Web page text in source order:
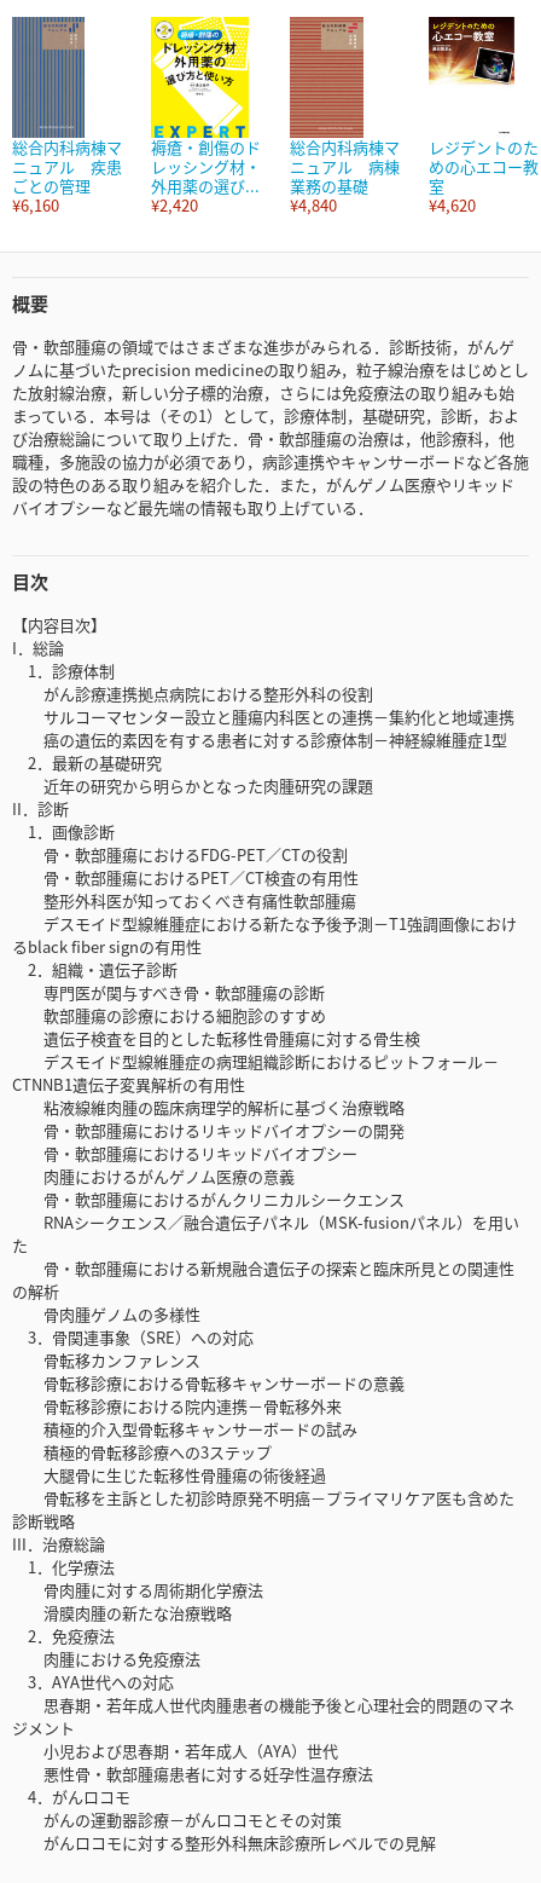
総合内科病棟マ
ニュアル 疾患
ごとの管理
¥6,160
褥瘡・創傷のド
レッシング材・
外用薬の選び...
¥2,420
総合内科病棟マ
ニュアル 病棟
業務の基礎
¥4,840
レジデントのた
めの心エコー教
室
¥4,620
概要
骨・軟部腫瘍の領域ではさまざまな進歩がみられる．診断技術，がんゲ
ノムに基づいたprecision medicineの取り組み，粒子線治療をはじめとし
た放射線治療，新しい分子標的治療，さらには免疫療法の取り組みも始
まっている．本号は（その1）として，診療体制，基礎研究，診断，およ
び治療総論について取り上げた．骨・軟部腫瘍の治療は，他診療科，他
職種，多施設の協力が必須であり，病診連携やキャンサーボードなど各施
設の特色のある取り組みを紹介した．また，がんゲノム医療やリキッド
バイオプシーなど最先端の情報も取り上げている．
目次
【内容目次】
I．総論
1．診療体制
がん診療連携拠点病院における整形外科の役割
サルコーマセンター設立と腫瘍内科医との連携－集約化と地域連携
癌の遺伝的素因を有する患者に対する診療体制－神経線維腫症1型
2．最新の基礎研究
近年の研究から明らかとなった肉腫研究の課題
II．診断
1．画像診断
骨・軟部腫瘍におけるFDG-PET／CTの役割
骨・軟部腫瘍におけるPET／CT検査の有用性
整形外科医が知っておくべき有痛性軟部腫瘍
デスモイド型線維腫症における新たな予後予測－T1強調画像におけ
るblack fiber signの有用性
2．組織・遺伝子診断
専門医が関与すべき骨・軟部腫瘍の診断
軟部腫瘍の診療における細胞診のすすめ
遺伝子検査を目的とした転移性骨腫瘍に対する骨生検
デスモイド型線維腫症の病理組織診断におけるピットフォール－
CTNNB1遺伝子変異解析の有用性
粘液線維肉腫の臨床病理学的解析に基づく治療戦略
骨・軟部腫瘍におけるリキッドバイオプシーの開発
骨・軟部腫瘍におけるリキッドバイオプシー
肉腫におけるがんゲノム医療の意義
骨・軟部腫瘍におけるがんクリニカルシークエンス
RNAシークエンス／融合遺伝子パネル（MSK-fusionパネル）を用い
た
骨・軟部腫瘍における新規融合遺伝子の探索と臨床所見との関連性
の解析
骨肉腫ゲノムの多様性
3．骨関連事象（SRE）への対応
骨転移カンファレンス
骨転移診療における骨転移キャンサーボードの意義
骨転移診療における院内連携－骨転移外来
積極的介入型骨転移キャンサーボードの試み
積極的骨転移診療への3ステップ
大腿骨に生じた転移性骨腫瘍の術後経過
骨転移を主訴とした初診時原発不明癌－プライマリケア医も含めた
診断戦略
III．治療総論
1．化学療法
骨肉腫に対する周術期化学療法
滑膜肉腫の新たな治療戦略
2．免疫療法
肉腫における免疫療法
3．AYA世代への対応
思春期・若年成人世代肉腫患者の機能予後と心理社会的問題のマネ
ジメント
小児および思春期・若年成人（AYA）世代
悪性骨・軟部腫瘍患者に対する妊孕性温存療法
4．がんロコモ
がんの運動器診療－がんロコモとその対策
がんロコモに対する整形外科無床診療所レベルでの見解